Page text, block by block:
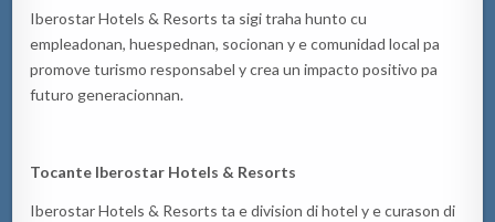
Iberostar Hotels & Resorts ta sigi traha hunto cu
empleadonan, huespednan, socionan y e comunidad local pa
promove turismo responsabel y crea un impacto positivo pa
futuro generacionnan.
Tocante Iberostar Hotels & Resorts
Iberostar Hotels & Resorts ta e division di hotel y e curason di